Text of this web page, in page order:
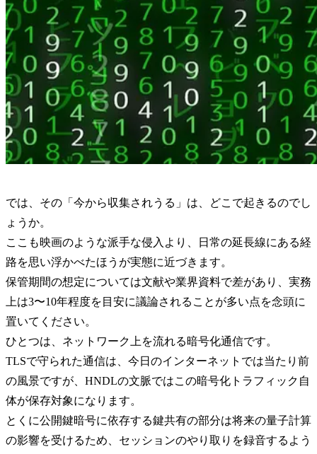
では、その「今から収集されうる」は、どこで起きるのでし
ょうか。
ここも映画のような派手な侵入より、日常の延長線にある経
路を思い浮かべたほうが実態に近づきます。
保管期間の想定については文献や業界資料で差があり、実務
上は3〜10年程度を目安に議論されることが多い点を念頭に
置いてください。
ひとつは、ネットワーク上を流れる暗号化通信です。
TLSで守られた通信は、今日のインターネットでは当たり前
の風景ですが、HNDLの文脈ではこの暗号化トラフィック自
体が保存対象になります。
とくに公開鍵暗号に依存する鍵共有の部分は将来の量子計算
の影響を受けるため、セッションのやり取りを録音するよう